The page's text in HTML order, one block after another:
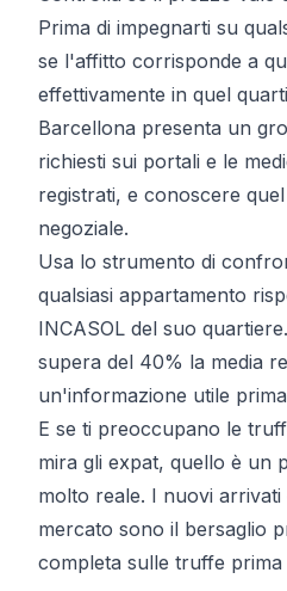
Prima di impegnarti su
se l'affitto corrisponde a
effettivamente in quel
Barcellona presenta un
richiesti sui portali e le
registrati, e conoscere
negoziale.
Usa lo strumento di
qualsiasi appartamento
INCASOL del suo
supera del 40% la media
un'informazione utile
E se ti preoccupano le
mira gli expat, quello è un
molto reale. I nuovi
mercato sono il bersaglio
completa sulle truffe prima